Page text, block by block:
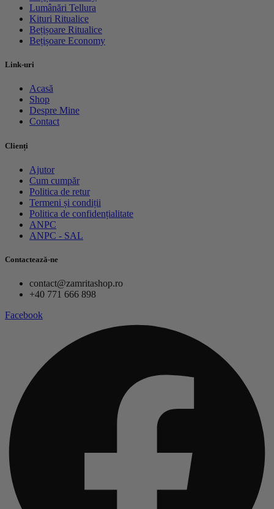
Lumânări Tellura
Kituri Ritualice
Bețișoare Ritualice
Bețișoare Economy
Link-uri
Acasă
Shop
Despre Mine
Contact
Clienți
Ajutor
Cum cumpăr
Politica de retur
Termeni și condiții
Politica de confidențialitate
ANPC
ANPC - SAL
Contactează-ne
contact@zamritashop.ro
+40 771 666 898
Facebook